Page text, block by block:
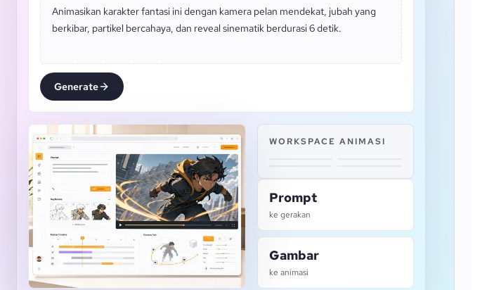
Animasikan karakter fantasi ini dengan kamera pelan mendekat, jubah yang
berkibar, partikel bercahaya, dan reveal sinematik berdurasi 6 detik.
Generate
WORKSPACE ANIMASI
Prompt
ke gerakan
Gambar
ke animasi